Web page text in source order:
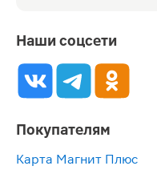
Наши соцсети
Покупателям
Карта Магнит Плюс